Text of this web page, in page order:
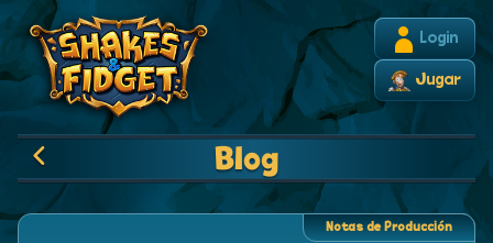
Login
Jugar
Blog
Notas de Producción